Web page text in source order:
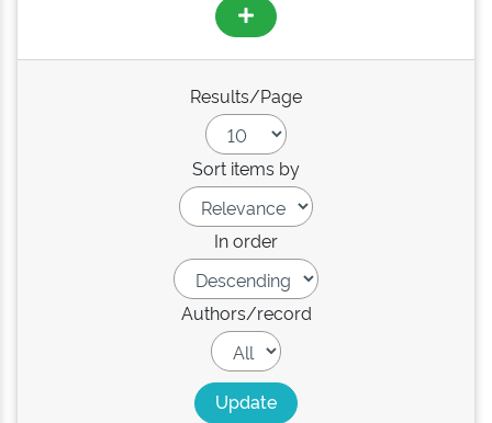
Results/Page
Sort items by
In order
Authors/record